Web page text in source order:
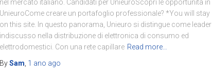
nel mercato italiano. Candidati per UnieuroScopri le opportunità in
UnieuroCome creare un portafoglio professionale? *You will stay
on this site. In questo panorama, Unieuro si distingue come leader
indiscusso nella distribuzione di elettronica di consumo ed
elettrodomestici. Con una rete capillare Read more…
BySam 1 ano ago